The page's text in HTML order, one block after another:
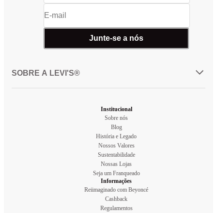
Junte-se a nós
SOBRE A LEVI'S®
Institucional
Sobre nós
Blog
História e Legado
Nossos Valores
Sustentabilidade
Nossas Lojas
Seja um Franqueado
Informações
Reiimaginado com Beyoncé
Cashback
Regulamentos